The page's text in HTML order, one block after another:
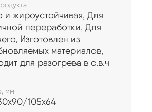
и жироустойчивая, Для
переработки, Для
Изготовлен из
материалов,
для разогрева в с.в.ч
мм
105x64